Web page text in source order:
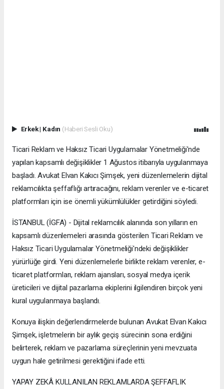
Erkek| Kadın (Haberi Sesli Oku)
Ticari Reklam ve Haksız Ticari Uygulamalar Yönetmeliği'nde
yapılan kapsamlı değişiklikler 1 Ağustos itibarıyla uygulanmaya
başladı. Avukat Elvan Kakıcı Şimşek, yeni düzenlemelerin dijital
reklamcılıkta şeffaflığı artıracağını, reklam verenler ve e-ticaret
platformları için ise önemli yükümlülükler getirdiğini söyledi.
İSTANBUL (İGFA) - Dijital reklamcılık alanında son yılların en
kapsamlı düzenlemeleri arasında gösterilen Ticari Reklam ve
Haksız Ticari Uygulamalar Yönetmeliği'ndeki değişiklikler
yürürlüğe girdi. Yeni düzenlemelerle birlikte reklam verenler, e-
ticaret platformları, reklam ajansları, sosyal medya içerik
üreticileri ve dijital pazarlama ekiplerini ilgilendiren birçok yeni
kural uygulanmaya başlandı.
Konuya ilişkin değerlendirmelerde bulunan Avukat Elvan Kakıcı
Şimşek, işletmelerin bir aylık geçiş sürecinin sona erdiğini
belirterek, reklam ve pazarlama süreçlerinin yeni mevzuata
uygun hale getirilmesi gerektiğini ifade etti.
YAPAY ZEKÂ KULLANILAN REKLAMLARDA ŞEFFAFLIK